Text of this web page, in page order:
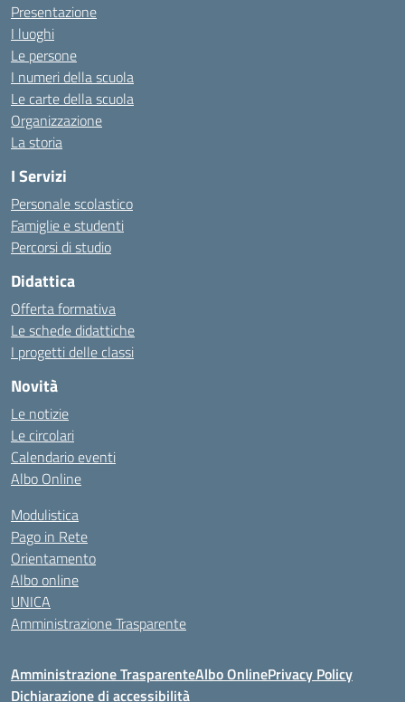
Presentazione
I luoghi
Le persone
I numeri della scuola
Le carte della scuola
Organizzazione
La storia
I Servizi
Personale scolastico
Famiglie e studenti
Percorsi di studio
Didattica
Offerta formativa
Le schede didattiche
I progetti delle classi
Novità
Le notizie
Le circolari
Calendario eventi
Albo Online
Modulistica
Pago in Rete
Orientamento
Albo online
UNICA
Amministrazione Trasparente
Amministrazione TrasparenteAlbo OnlinePrivacy Policy
Dichiarazione di accessibilità